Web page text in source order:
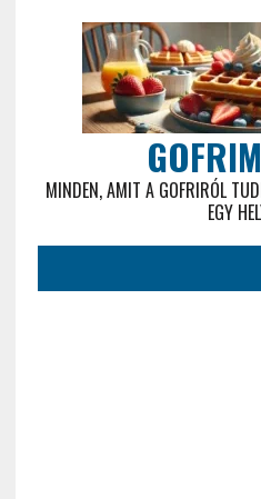
MINDEN, AMIT A GOFRIRÓL
EGY